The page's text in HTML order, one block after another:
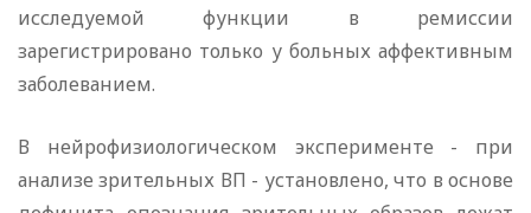
исследуемой функции в ремиссии
зарегистрировано только у больных аффективным
заболеванием.
В нейрофизиологическом эксперименте - при
анализе зрительных ВП - установлено, что в основе